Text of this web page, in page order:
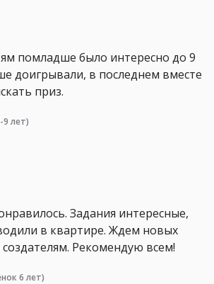
помладше было интересно до 9
доигрывали, в последнем вместе
приз.
9 лет)
Задания интересные,
в квартире. Ждем новых
создателям. Рекомендую всем!
6 лет)